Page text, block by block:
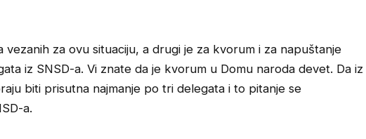
vezanih za ovu situaciju, a drugi je za kvorum i za napuštanje
iz SNSD-a. Vi znate da je kvorum u Domu naroda devet. Da iz
biti prisutna najmanje po tri delegata i to pitanje se
a.